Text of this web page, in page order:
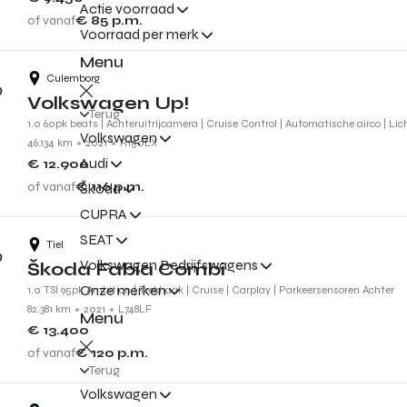
Actie voorraad
Voorraad per merk
Menu
Terug
Volkswagen
Audi
Škoda
CUPRA
SEAT
Volkswagen Bedrijfswagens
Onze merken
Menu
Terug
Volkswagen
of vanaf€ 85 p.m.
Culemborg
Volkswagen Up!
1.0 60pk beats | Achteruitrijcamera | Cruise Control | Automatische airco |
46.134 km
2021 R150LX
€ 12.900
of vanaf€ 116p.m.
Tiel
Škoda Fabia Combi
1.0 TSI 95pk Ambition | Trekhaak | Cruise | Carplay | Parkeersensoren Achter
82.381 km
2021 L748LF
€ 13.400
of vanaf€ 120 p.m.